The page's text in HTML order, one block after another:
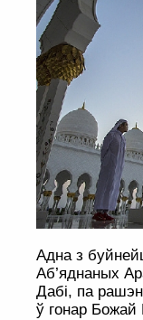
Адна з
Аб’яднаных
Дабі, па
ў гонар Божай